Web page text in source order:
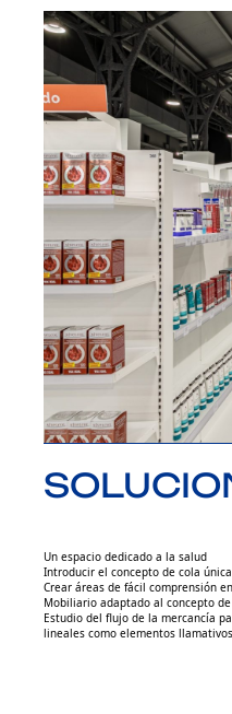
Un espacio dedicado a la salud
Introducir el concepto de cola
Crear áreas de fácil comprensión
Mobiliario adaptado al concepto
Estudio del flujo de la mercancía
lineales como elementos